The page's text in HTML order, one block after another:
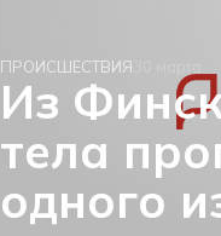
ПРОИСШЕСТВИЯ
Из
тела
одного